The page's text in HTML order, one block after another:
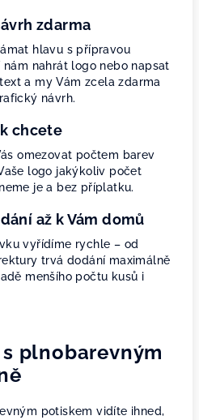
zdarma
hlavu s přípravou
nahrát logo nebo napsat
a my Vám zcela zdarma
návrh.
chcete
omezovat počtem barev
logo jakýkoliv počet
je a bez příplatku.
až k Vám domů
vyřídíme rychle – od
trvá dodání maximálně
menšího počtu kusů i
plnobarevným
potiskem vidíte ihned,